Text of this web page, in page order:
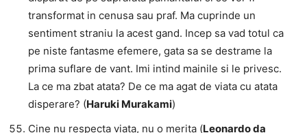
transformat in cenusa sau praf. Ma cuprinde un
sentiment straniu la acest gand. Incep sa vad totul ca
pe niste fantasme efemere, gata sa se destrame la
prima suflare de vant. Imi intind mainile si le privesc.
La ce ma zbat atata? De ce ma agat de viata cu atata
disperare? (Haruki Murakami)
Cine nu respecta viata, nu o merita (Leonardo da